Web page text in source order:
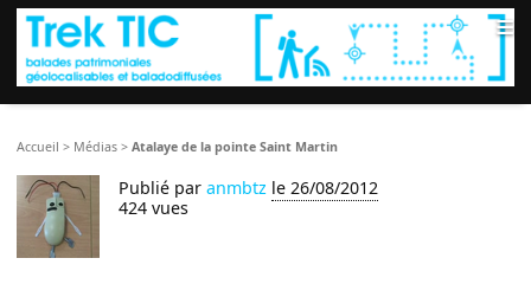
≡
Accueil > Médias >Atalaye de la pointe Saint Martin
Publié paranmbtz le 26/08/2012
424 vues